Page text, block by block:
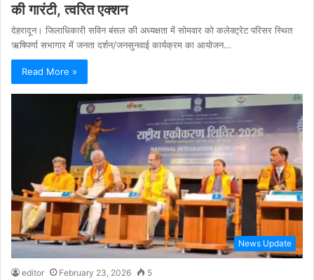
की गारंटी, त्वरित एक्शन
देहरादून। जिलाधिकारी सविन बंसल की अध्यक्षता में सोमवार को कलेक्ट्रेट परिसर स्थित
ऋषिपर्णा सभागार में जनता दर्शन/जनसुनवाई कार्यक्रम का आयोजन…
Read More »
News Update
editor February 23, 2026 5